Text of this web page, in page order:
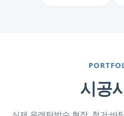
시공